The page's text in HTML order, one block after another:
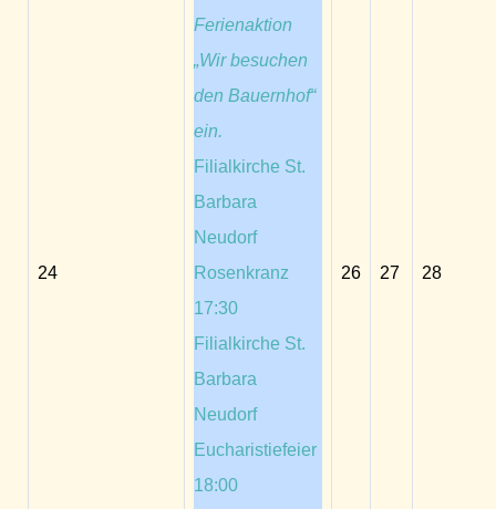
24
Ferienaktion
„Wir besuchen
den Bauernhof“
ein.
Filialkirche St.
Barbara
Neudorf
Rosenkranz
17:30
Filialkirche St.
Barbara
Neudorf
Eucharistiefeier
18:00
26 27 28